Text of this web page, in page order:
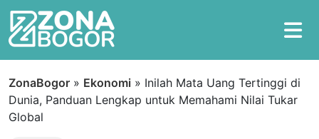
ZonaBogor » Ekonomi » Inilah Mata Uang Tertinggi di
Dunia, Panduan Lengkap untuk Memahami Nilai Tukar
Global